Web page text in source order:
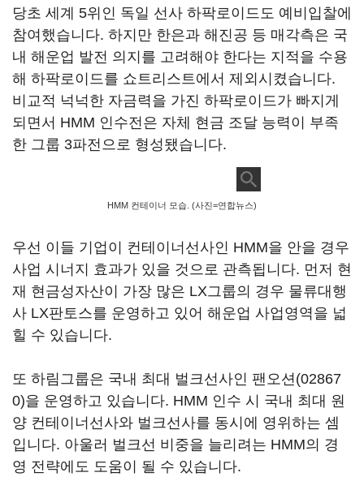
당초 세계 5위인 독일 선사 하팍로이드도 예비입찰에
참여했습니다. 하지만 한은과 해진공 등 매각측은 국
내 해운업 발전 의지를 고려해야 한다는 지적을 수용
해 하팍로이드를 쇼트리스트에서 제외시켰습니다.
비교적 넉넉한 자금력을 가진 하팍로이드가 빠지게
되면서 HMM 인수전은 자체 현금 조달 능력이 부족
한 그룹 3파전으로 형성됐습니다.
HMM 컨테이너 모습. (사진=연합뉴스)
우선 이들 기업이 컨테이너선사인 HMM을 안을 경우
사업 시너지 효과가 있을 것으로 관측됩니다. 먼저 현
재 현금성자산이 가장 많은 LX그룹의 경우 물류대행
사 LX판토스를 운영하고 있어 해운업 사업영역을 넓
힐 수 있습니다.
또 하림그룹은 국내 최대 벌크선사인 팬오션(02867
0)을 운영하고 있습니다. HMM 인수 시 국내 최대 원
양 컨테이너선사와 벌크선사를 동시에 영위하는 셈
입니다. 아울러 벌크선 비중을 늘리려는 HMM의 경
영 전략에도 도움이 될 수 있습니다.